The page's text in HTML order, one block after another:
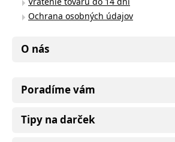
Ochrana osobných údajov
O nás
Poradíme vám
Tipy na darček